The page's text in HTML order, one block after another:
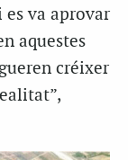
es va aprovar
aquestes
créixer